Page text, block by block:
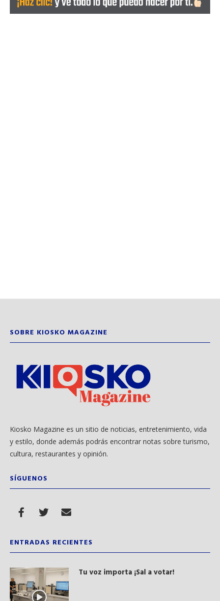
SOBRE KIOSKO MAGAZINE
Kiosko Magazine es un sitio de noticias, entretenimiento, vida
y estilo, donde además podrás encontrar notas sobre turismo,
cultura, restaurantes y opinión.
SÍGUENOS
ENTRADAS RECIENTES
Tu voz importa ¡Sal a votar!